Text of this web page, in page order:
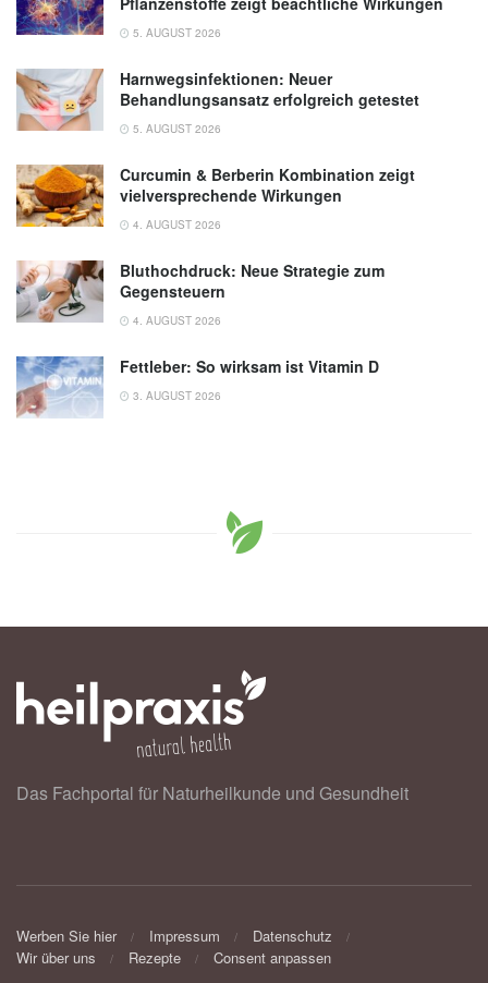
5. AUGUST 2026
Harnwegsinfektionen: Neuer
Behandlungsansatz erfolgreich getestet
5. AUGUST 2026
Curcumin & Berberin Kombination zeigt
vielversprechende Wirkungen
4. AUGUST 2026
Bluthochdruck: Neue Strategie zum
Gegensteuern
4. AUGUST 2026
Fettleber: So wirksam ist Vitamin D
3. AUGUST 2026
Das Fachportal für Naturheilkunde und Gesundheit
Werben Sie hier Impressum
Datenschutz
Wir über uns
Rezepte Consent anpassen